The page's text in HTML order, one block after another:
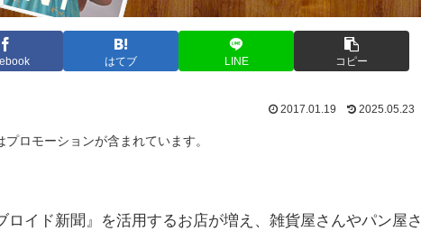
はてブ LINE コピー
2017.01.19 2025.05.23
ロモーションが含まれています。
イド新聞』を活用するお店が増え、雑貨屋さんやパン屋さ